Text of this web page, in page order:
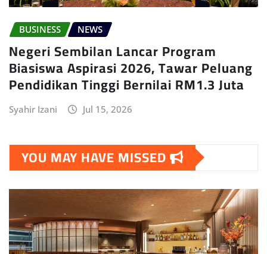
BUSINESS NEWS
Negeri Sembilan Lancar Program
Biasiswa Aspirasi 2026, Tawar Peluang
Pendidikan Tinggi Bernilai RM1.3 Juta
Syahir Izani Jul 15, 2026
YOU MAY HAVE MISSED